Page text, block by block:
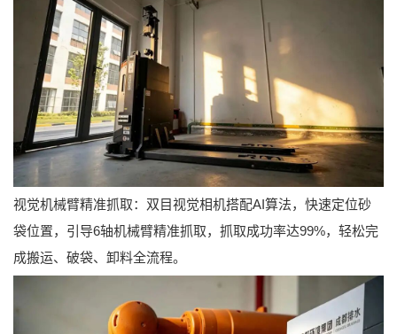
视觉机械臂精准抓取：双目视觉相机搭配AI算法，快速定位砂
袋位置，引导6轴机械臂精准抓取，抓取成功率达99%，轻松完
成搬运、破袋、卸料全流程。